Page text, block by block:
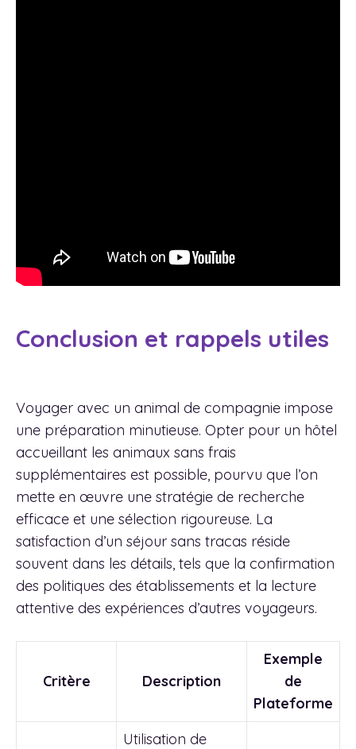
Conclusion et rappels utiles
Voyager avec un animal de compagnie impose
une préparation minutieuse. Opter pour un hôtel
accueillant les animaux sans frais
supplémentaires est possible, pourvu que l’on
mette en œuvre une stratégie de recherche
efficace et une sélection rigoureuse. La
satisfaction d’un séjour sans tracas réside
souvent dans les détails, tels que la confirmation
des politiques des établissements et la lecture
attentive des expériences d’autres voyageurs.
Critère Description
Exemple
de
Plateforme
Utilisation de